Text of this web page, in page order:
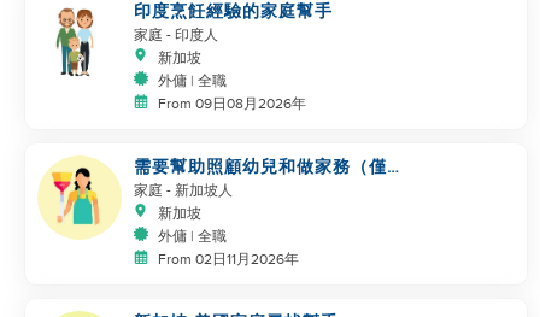
印度烹飪經驗的家庭幫手
家庭 - 印度人
新加坡
外傭 | 全職
From 09日08月2026年
需要幫助照顧幼兒和做家務（僅限
新加坡）
家庭 - 新加坡人
新加坡
外傭 | 全職
From 02日11月2026年